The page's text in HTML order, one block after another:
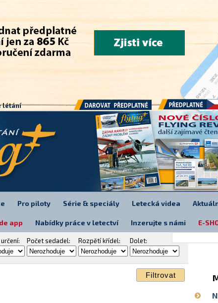
: Počet sedadel: Rozpětí křídel: Dolet:
létání
Darovat předplatné Předplatné
Pro piloty Série & speciály Letecká videa
app Nabídky práce v letectví Inzerujte s námi E-